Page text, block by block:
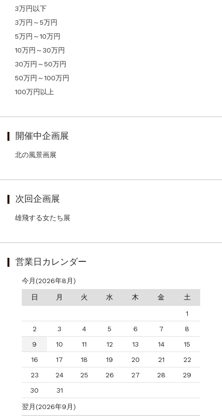
3万円以下
3万円～5万円
5万円～10万円
10万円～30万円
30万円～50万円
50万円～100万円
100万円以上
開催中企画展
北の風景画展
次回企画展
雄飛する女たち展
営業日カレンダー
今月(2026年8月)
日 月 火 水 木 金 土
1
2
3 4 5 6 7
8
9
10 11 12 13 14
15
16
17 18 19 20 21
22
23
24 25 26 27 28
29
30
31
翌月(2026年9月)